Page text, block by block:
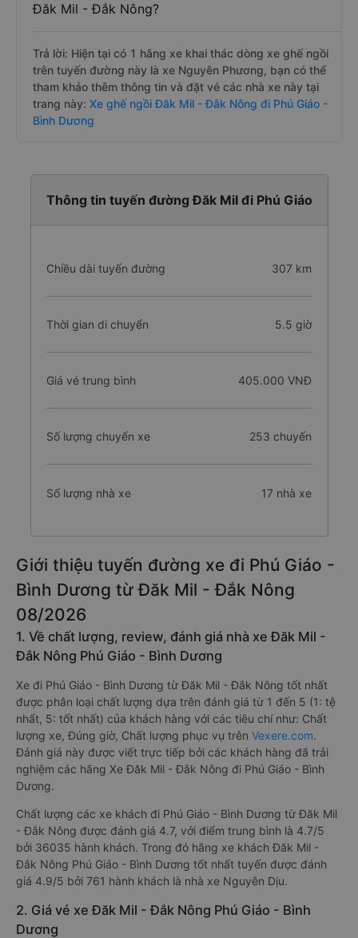
Đăk Mil - Đắk Nông?
Trả lời: Hiện tại có 1 hãng xe khai thác dòng xe ghế ngồi
trên tuyến đường này là xe Nguyên Phương, bạn có thể
tham khảo thêm thông tin và đặt vé các nhà xe này tại
trang này: Xe ghế ngồi Đăk Mil - Đắk Nông đi Phú Giáo -
Bình Dương
Thông tin tuyến đường Đăk Mil đi Phú Giáo
Chiều dài tuyến đường 307 km
Thời gian di chuyển 5.5 giờ
Giá vé trung bình 405.000 VNĐ
Số lượng chuyến xe 253 chuyến
Số lượng nhà xe 17 nhà xe
Giới thiệu tuyến đường xe đi Phú Giáo -
Bình Dương từ Đăk Mil - Đắk Nông
08/2026
1. Về chất lượng, review, đánh giá nhà xe Đăk Mil -
Đắk Nông Phú Giáo - Bình Dương
Xe đi Phú Giáo - Bình Dương từ Đăk Mil - Đắk Nông tốt nhất
được phân loại chất lượng dựa trên đánh giá từ 1 đến 5 (1: tệ
nhất, 5: tốt nhất) của khách hàng với các tiêu chí như: Chất
lượng xe, Đúng giờ, Chất lượng phục vụ trên Vexere.com.
Đánh giá này được viết trực tiếp bởi các khách hàng đã trải
nghiệm các hãng Xe Đăk Mil - Đắk Nông đi Phú Giáo - Bình
Dương.
Chất lượng các xe khách đi Phú Giáo - Bình Dương từ Đăk Mil
- Đắk Nông được đánh giá 4.7, với điểm trung bình là 4.7/5
bởi 36035 hành khách. Trong đó hãng xe khách Đăk Mil -
Đắk Nông Phú Giáo - Bình Dương tốt nhất tuyến được đánh
giá 4.9/5 bởi 761 hành khách là nhà xe Nguyên Dịu.
2. Giá vé xe Đăk Mil - Đắk Nông Phú Giáo - Bình
Dương